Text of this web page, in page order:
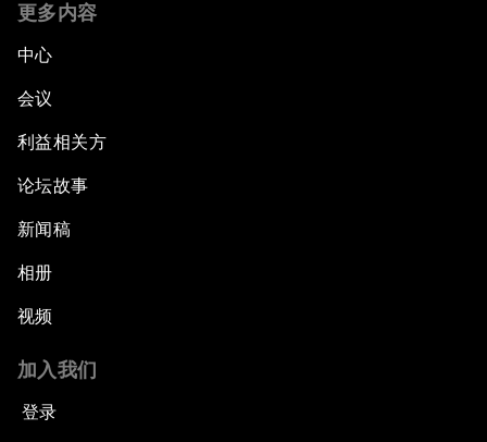
更多内容
中心
会议
利益相关方
论坛故事
新闻稿
相册
视频
加入我们
登录